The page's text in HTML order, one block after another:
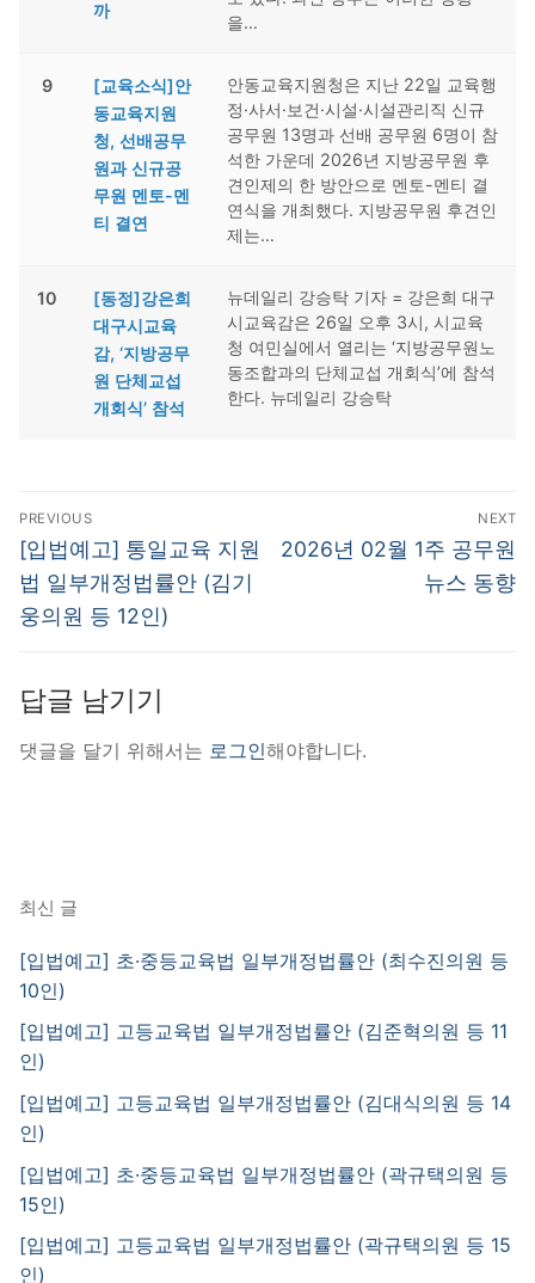
까
을…
9
[교육소식]안
동교육지원
청, 선배공무
원과 신규공
무원 멘토-멘
티 결연
안동교육지원청은 지난 22일 교육행
정·사서·보건·시설·시설관리직 신규
공무원 13명과 선배 공무원 6명이 참
석한 가운데 2026년 지방공무원 후
견인제의 한 방안으로 멘토-멘티 결
연식을 개최했다. 지방공무원 후견인
제는…
10
[동정]강은희
대구시교육
감, ‘지방공무
원 단체교섭
개회식’ 참석
뉴데일리 강승탁 기자 = 강은희 대구
시교육감은 26일 오후 3시, 시교육
청 여민실에서 열리는 ‘지방공무원노
동조합과의 단체교섭 개회식’에 참석
한다. 뉴데일리 강승탁
글
탐
색
PREVIOUS
Previous
post:
[입법예고] 통일교육 지원
법 일부개정법률안 (김기
웅의원 등 12인)
NEXT
Next
2026년 02월 1주 공무원
뉴스 동향
답글 남기기
댓글을 달기 위해서는 로그인해야합니다.
최신 글
[입법예고] 초·중등교육법 일부개정법률안 (최수진의원 등
10인)
[입법예고] 고등교육법 일부개정법률안 (김준혁의원 등 11
인)
[입법예고] 고등교육법 일부개정법률안 (김대식의원 등 14
인)
[입법예고] 초·중등교육법 일부개정법률안 (곽규택의원 등
15인)
[입법예고] 고등교육법 일부개정법률안 (곽규택의원 등 15
인)